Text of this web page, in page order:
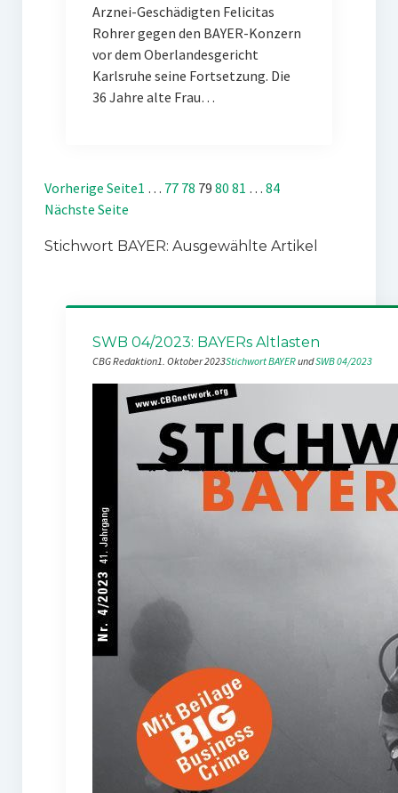
Arznei-Geschädigten Felicitas
Rohrer gegen den BAYER-Konzern
vor dem Oberlandesgericht
Karlsruhe seine Fortsetzung. Die
36 Jahre alte Frau…
Vorherige Seite1 … 77 78 79 80 81 … 84
Nächste Seite
Stichwort BAYER: Ausgewählte Artikel
SWB 04/2023: BAYERs Altlasten
CBG Redaktion1. Oktober 2023Stichwort BAYER und SWB 04/2023